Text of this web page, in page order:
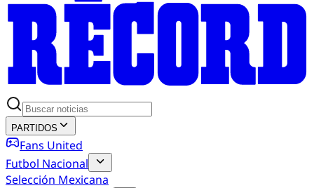
PARTIDOS
Fans United
Futbol Nacional
Selección Mexicana